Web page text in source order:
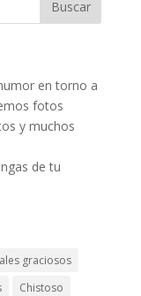
en torno a
fotos
y muchos
de tu
graciosos
Chistoso